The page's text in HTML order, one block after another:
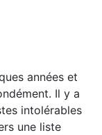
années et
Il y a
intolérables
une liste